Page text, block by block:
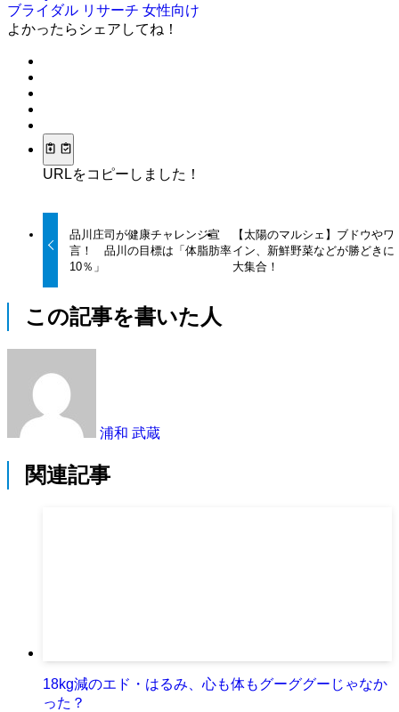
ブライダル リサーチ 女性向け
よかったらシェアしてね！
URLをコピーしました！
品川庄司が健康チャレンジ宣
言！ 品川の目標は「体脂肪率
10％」
【太陽のマルシェ】ブドウやワ
イン、新鮮野菜などが勝どきに
大集合！
この記事を書いた人
浦和 武蔵
関連記事
18kg減のエド・はるみ、心も体もグーググーじゃなか
った？